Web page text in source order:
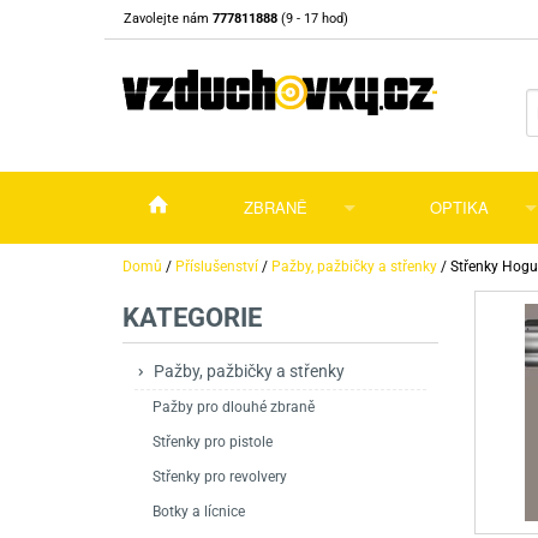
Zavolejte nám 777811888 (9 - 17 hod)
ZBRANĚ
Vzduchovky Vzduchovky na
Příslušenství pro
Vzduchovky PCP
Vzduchové pistole a revolvery
Plynové pistole a revolvery
Perkusní zbraně
Nože
OPTIKA
Puškohledy
Dalekohledy a
Kolimátory, lasery
Domů / Příslušenství / Pažby, pažbičky a střenky / Střenky
KATEGORIE
Pažby, pažbičky a střenky
Pažby pro dlouhé zbraně
Střenky pro pistole
Střenky pro revolvery
Botky a lícnice